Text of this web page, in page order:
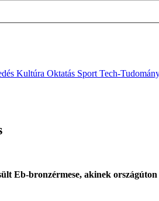
Kultúra Oktatás Sport Tech-
Eb-bronzérmese, akinek